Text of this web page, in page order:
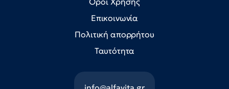
Επικοινωνία
Πολιτική απορρήτου
Ταυτότητα